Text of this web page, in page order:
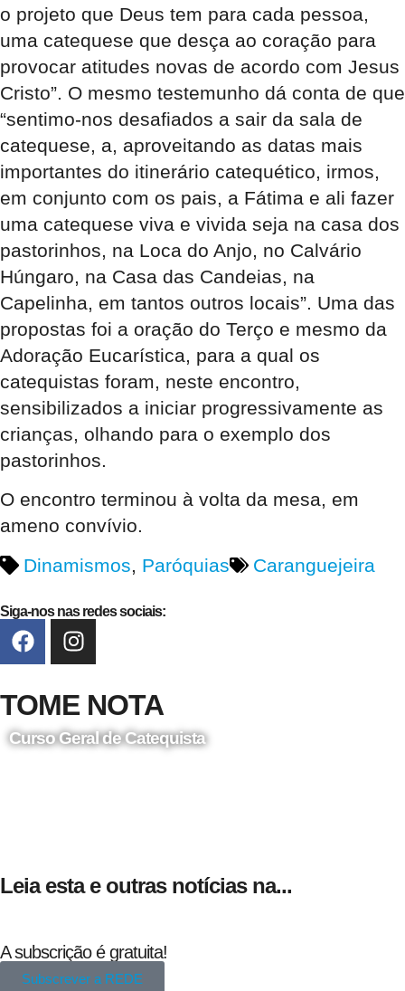
o projeto que Deus tem para cada pessoa,
uma catequese que desça ao coração para
provocar atitudes novas de acordo com Jesus
Cristo”. O mesmo testemunho dá conta de que
“sentimo-nos desafiados a sair da sala de
catequese, a, aproveitando as datas mais
importantes do itinerário catequético, irmos,
em conjunto com os pais, a Fátima e ali fazer
uma catequese viva e vivida seja na casa dos
pastorinhos, na Loca do Anjo, no Calvário
Húngaro, na Casa das Candeias, na
Capelinha, em tantos outros locais”. Uma das
propostas foi a oração do Terço e mesmo da
Adoração Eucarística, para a qual os
catequistas foram, neste encontro,
sensibilizados a iniciar progressivamente as
crianças, olhando para o exemplo dos
pastorinhos.
O encontro terminou à volta da mesa, em
ameno convívio.
Dinamismos, Paróquias Caranguejeira
Siga-nos nas redes sociais:
TOME NOTA
Curso Geral de Catequista
Leia esta e outras notícias na...
A subscrição é gratuita!
Subscrever a REDE